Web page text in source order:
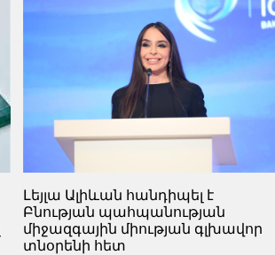
Լեյլա Ալիևան հանդիպել է
Բնության պահպանության
միջազգային միության գլխավոր
տնօրենի հետ